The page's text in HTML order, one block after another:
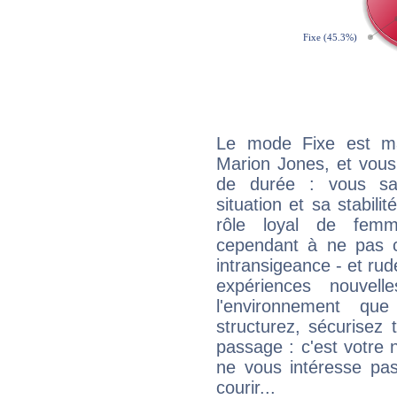
Le mode Fixe est
Marion Jones, et
de durée : vous
situation et sa
rôle loyal de
cependant à ne pas
intransigeance - et
expériences
l'environnement
structurez, sécurisez
passage : c'est votre
ne vous intéresse
courir...